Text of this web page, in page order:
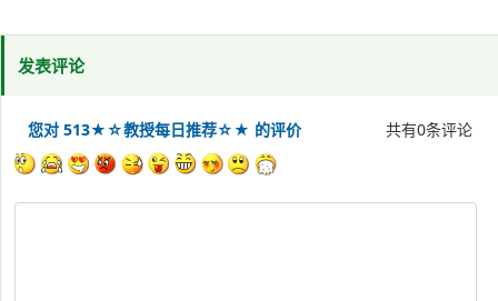
发表评论
您对 513★☆教授每日推荐☆★ 的评价 共有0条评论